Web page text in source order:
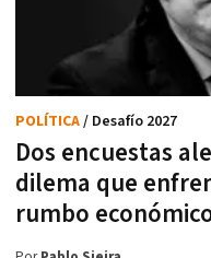
Dos encuestas
dilema que
rumbo
POLÍTICA/ Desafío 2027